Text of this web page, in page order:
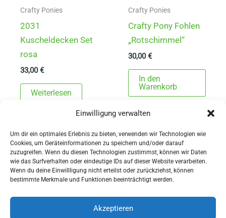
Einwilligung verwalten
Um dir ein optimales Erlebnis zu bieten, verwenden wir Technologien wie
Cookies, um Geräteinformationen zu speichern und/oder darauf
zuzugreifen. Wenn du diesen Technologien zustimmst, können wir Daten
wie das Surfverhalten oder eindeutige IDs auf dieser Website verarbeiten.
Wenn du deine Einwillligung nicht erteilst oder zurückziehst, können
bestimmte Merkmale und Funktionen beeinträchtigt werden.
Akzeptieren
Crafty Ponies
2031
Kuscheldecken Set
rosa
33,00€
Weiterlesen
Crafty Ponies
Crafty Pony Fohlen
„Rotschimmel“
30,00€
In den
Warenkorb
AGBs
Widerrufsbelehrung